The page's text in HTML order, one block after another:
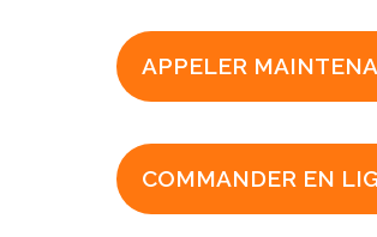
APPELER
COMMANDER EN